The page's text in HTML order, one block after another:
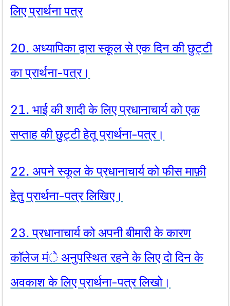
लिए प्रार्थना पत्र
20. अध्यापिका द्वारा स्कूल से एक दिन की छुट्टी
का प्रार्थना-पत्र।
21. भाई की शादी के लिए प्रधानाचार्य को एक
सप्ताह की छुट्टी हेतू प्रार्थना-पत्र।
22. अपने स्कूल के प्रधानाचार्य को फीस माफ़ी
हेतु प्रार्थना-पत्र लिखिए।
23. प्रधानाचार्य को अपनी बीमारी के कारण
काॅलेज मंे अनुपस्थित रहने के लिए दो दिन के
अवकाश के लिए प्रार्थना-पत्र लिखो।